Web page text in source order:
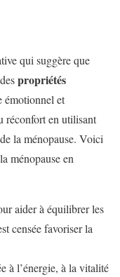
qui suggère que
propriétés
émotionnel et
réconfort en utilisant
la ménopause. Voici
ménopause en
aider à équilibrer les
censée favoriser la
à l’énergie, à la vitalité